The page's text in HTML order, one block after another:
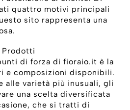
quattro motivi principali
sito rappresenta una
Prodotti
di forza di fioraio.it è la
e composizioni disponibili.
alle varietà più inusuali, gli
una scelta diversificata
che si tratti di